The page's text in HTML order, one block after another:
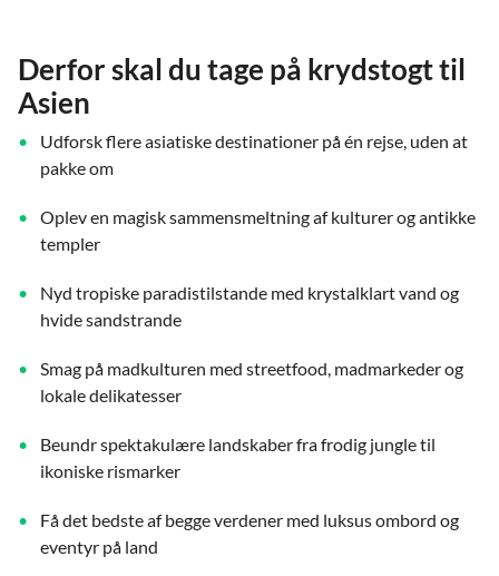
Derfor skal du tage på krydstogt til
Asien
Udforsk flere asiatiske destinationer på én rejse, uden at
pakke om
Oplev en magisk sammensmeltning af kulturer og antikke
templer
Nyd tropiske paradistilstande med krystalklart vand og
hvide sandstrande
Smag på madkulturen med streetfood, madmarkeder og
lokale delikatesser
Beundr spektakulære landskaber fra frodig jungle til
ikoniske rismarker
Få det bedste af begge verdener med luksus ombord og
eventyr på land